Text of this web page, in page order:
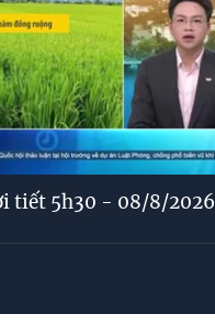
tiết 5h30 - 08/8/2026